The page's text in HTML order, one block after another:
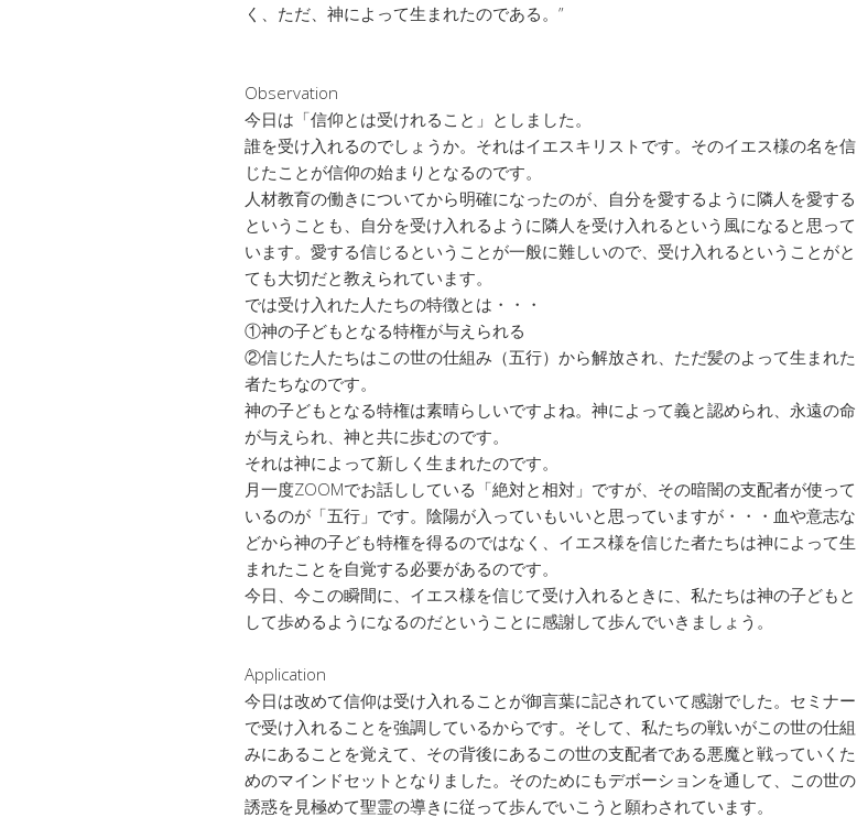
く、ただ、神によって生まれたのである。”
Observation
今日は「信仰とは受けれること」としました。
誰を受け入れるのでしょうか。それはイエスキリストです。そのイエス様の名を信
じたことが信仰の始まりとなるのです。
人材教育の働きについてから明確になったのが、自分を愛するように隣人を愛する
ということも、自分を受け入れるように隣人を受け入れるという風になると思って
います。愛する信じるということが一般に難しいので、受け入れるということがと
ても大切だと教えられています。
では受け入れた人たちの特徴とは・・・
①神の子どもとなる特権が与えられる
②信じた人たちはこの世の仕組み（五行）から解放され、ただ髪のよって生まれた
者たちなのです。
神の子どもとなる特権は素晴らしいですよね。神によって義と認められ、永遠の命
が与えられ、神と共に歩むのです。
それは神によって新しく生まれたのです。
月一度ZOOMでお話ししている「絶対と相対」ですが、その暗闇の支配者が使って
いるのが「五行」です。陰陽が入っていもいいと思っていますが・・・血や意志な
どから神の子ども特権を得るのではなく、イエス様を信じた者たちは神によって生
まれたことを自覚する必要があるのです。
今日、今この瞬間に、イエス様を信じて受け入れるときに、私たちは神の子どもと
して歩めるようになるのだということに感謝して歩んでいきましょう。
Application
今日は改めて信仰は受け入れることが御言葉に記されていて感謝でした。セミナー
で受け入れることを強調しているからです。そして、私たちの戦いがこの世の仕組
みにあることを覚えて、その背後にあるこの世の支配者である悪魔と戦っていくた
めのマインドセットとなりました。そのためにもデボーションを通して、この世の
誘惑を見極めて聖霊の導きに従って歩んでいこうと願わされています。